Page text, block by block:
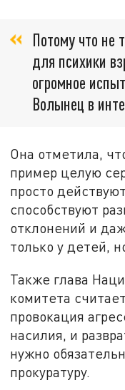
Потому что не
для психики
огромное
Волынец в
Она отметила,
пример целую
просто
способствуют
отклонений и
только у детей,
Также глава
комитета
провокация
насилия, и
нужно
прокуратуру.